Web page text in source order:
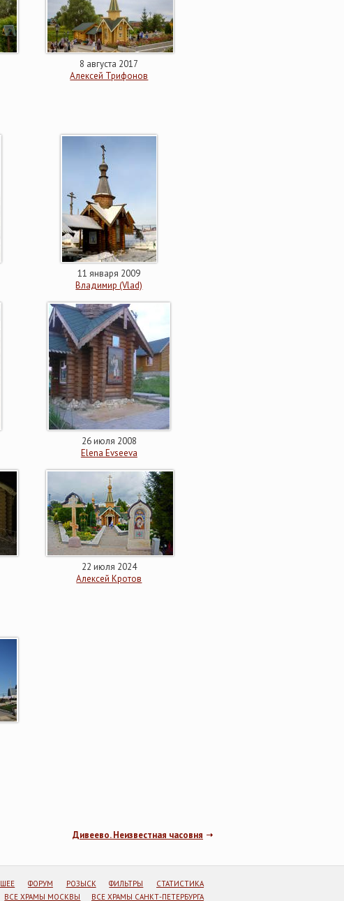
8 августа 2017
Алексей Трифонов
11 января 2009
Владимир (Vlad)
26 июля 2008
Elena Evseeva
22 июля 2024
Алексей Кротов
Дивеево. Неизвестная часовня
ФОРУМ РОЗЫСК ФИЛЬТРЫ
СТАТИСТИКА
ВСЕ ХРАМЫ МОСКВЫ ВСЕ ХРАМЫ САНКТ-ПЕТЕРБУРГА